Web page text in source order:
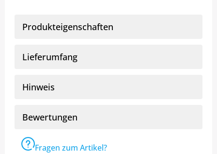
Produkteigenschaften
Lieferumfang
Hinweis
Bewertungen
Fragen zum Artikel?